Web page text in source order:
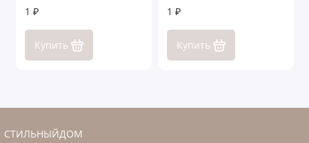
1 ₽
Купить
1 ₽
Купить
СТИЛЬНЫЙДОМ